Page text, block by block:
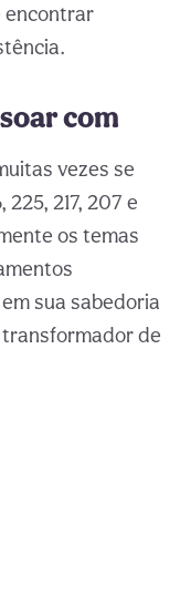
encontrar
com
vezes se
217, 207 e
os temas
sua sabedoria
de